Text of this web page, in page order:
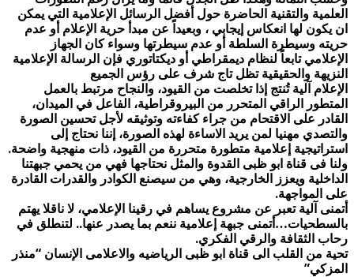
العلمية والتقنية الحاضرة حول أفضل الرسائل الإعلامية التي يمكن
ان يكون لها انعكاس إيجابي ، وبعيداً عن مبدأ حرية الإعلام أو عدم
حريته وسيطرة السلطة أو عدم سيطرتها وسواء كان الجهاز
الإعلامي تابعاً لنظام ديمقراطي أو ديكتاتوري فإن الرسالة الإعلامية
النزيهة والحقيقية تظل تاج شرف على رؤس الجميع
الإعلام آلية تُنتج إذا تخلصت من القيود، والنجاح مرتبط بالعمل
المتطور الراقي المتحرر من البيروقراطية، الفاعل في الميدان،
القادر على الاقتحام من جراء كفاءته وتوثيقه لأجل تحسين الصورة
والتصدي مهنيا لمن يريد الاساءة لهذه الصورة، إننا نحتاج إلى
استراتيجية إعلامية متطورة متحررة من القيود، ذات منهجية واضحة.
ولنا فى قناة ابو ظبى القدوة والمثل نحتاجها فهي من يحمي جبهتنا
الداخلية ويعزز الخارجية، وهي من سيصنع الكوادر والقدرات القادرة
على المواجهة.
أتمنى آلية تعبر عن مشروع يساهم في رقينا الإعلامي، لا ناقلا يهتم
بالسطحيات…أتمنى جبهة إعلامية ننعم بما يصدر عنها.. لتنطلق في
رحاب الثقافة والرقي الفكري.
تحية من القلب الى قناة ابو ظبى الرياضيه والاعلامى الإنسان “منذر
المزكي”